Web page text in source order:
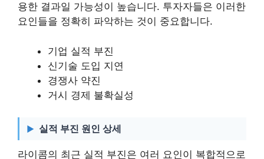
용한 결과일 가능성이 높습니다. 투자자들은 이러한
요인들을 정확히 파악하는 것이 중요합니다.
기업 실적 부진
신기술 도입 지연
경쟁사 약진
거시 경제 불확실성
실적 부진 원인 상세
라이콤의 최근 실적 부진은 여러 요인이 복합적으로